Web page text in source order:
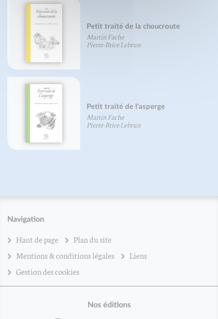
Petit traité de la choucroute
Martin Fache
Pierre-Brice Lebrun
Petit traité de l'asperge
Martin Fache
Pierre-Brice Lebrun
Navigation
Haut de page
Plan du site
Mentions & conditions légales
Liens
Gestion des cookies
Nos éditions